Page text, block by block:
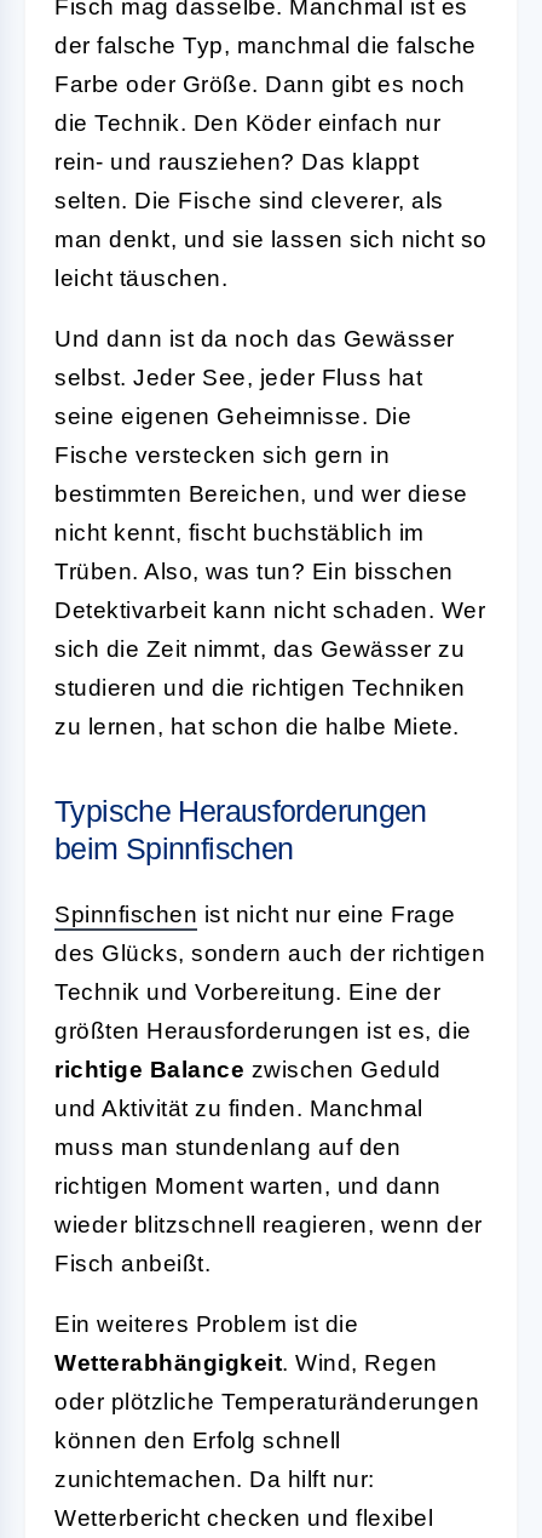
Fisch mag dasselbe. Manchmal ist es
der falsche Typ, manchmal die falsche
Farbe oder Größe. Dann gibt es noch
die Technik. Den Köder einfach nur
rein- und rausziehen? Das klappt
selten. Die Fische sind cleverer, als
man denkt, und sie lassen sich nicht so
leicht täuschen.
Und dann ist da noch das Gewässer
selbst. Jeder See, jeder Fluss hat
seine eigenen Geheimnisse. Die
Fische verstecken sich gern in
bestimmten Bereichen, und wer diese
nicht kennt, fischt buchstäblich im
Trüben. Also, was tun? Ein bisschen
Detektivarbeit kann nicht schaden. Wer
sich die Zeit nimmt, das Gewässer zu
studieren und die richtigen Techniken
zu lernen, hat schon die halbe Miete.
Typische Herausforderungen
beim Spinnfischen
Spinnfischen ist nicht nur eine Frage
des Glücks, sondern auch der richtigen
Technik und Vorbereitung. Eine der
größten Herausforderungen ist es, die
richtige Balance zwischen Geduld
und Aktivität zu finden. Manchmal
muss man stundenlang auf den
richtigen Moment warten, und dann
wieder blitzschnell reagieren, wenn der
Fisch anbeißt.
Ein weiteres Problem ist die
Wetterabhängigkeit. Wind, Regen
oder plötzliche Temperaturänderungen
können den Erfolg schnell
zunichtemachen. Da hilft nur:
Wetterbericht checken und flexibel